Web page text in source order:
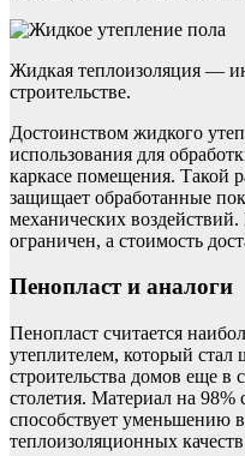
Жидкая теплоизоляция —
строительстве.
Достоинством жидкого
использования для
каркасе помещения. Такой
защищает обработанные
механических
ограничен, а стоимость
Пенопласт и аналоги
Пенопласт считается
утеплителем, который стал
строительства домов еще в
столетия. Материал на 98%
способствует уменьшению
теплоизоляционных